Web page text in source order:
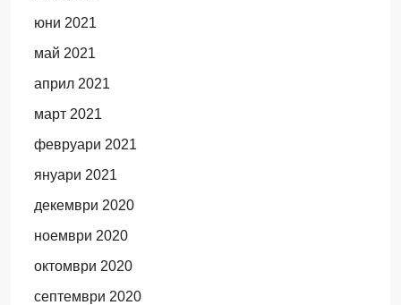
юни 2021
май 2021
април 2021
март 2021
февруари 2021
януари 2021
декември 2020
ноември 2020
октомври 2020
септември 2020